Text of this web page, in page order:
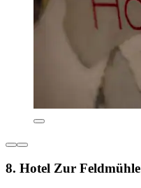
8. Hotel Zur Feldmühle